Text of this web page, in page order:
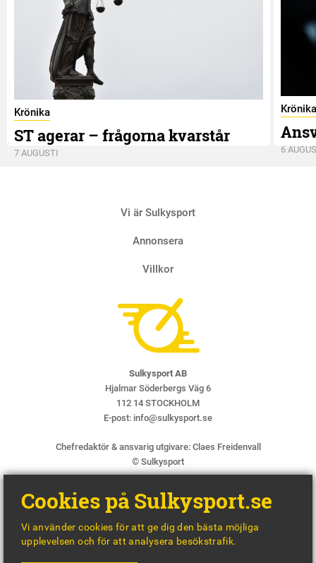
Krönika
ST agerar – frågorna kvarstår
7 AUGUSTI
Krönika
6
Vi är Sulkysport
Annonsera
Villkor
Sulkysport AB
Hjalmar Söderbergs Väg 6
112 14 STOCKHOLM
E-post: info@sulkysport.se
Chefredaktör & ansvarig utgivare: Claes Freidenvall
© Sulkysport
BY
Cookies på Sulkysport.se
Vi använder cookies för att ge dig den bästa möjliga
upplevelsen och för att analysera besökstrafik.